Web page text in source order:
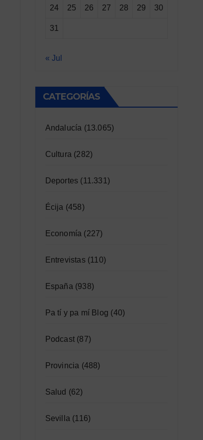
24 25 26 27 28 29 30
31
« Jul
CATEGORÍAS
Andalucía (13.065)
Cultura (282)
Deportes (11.331)
Écija (458)
Economía (227)
Entrevistas(110)
España (938)
Pa tí y pa mí Blog (40)
Podcast(87)
Provincia (488)
Salud (62)
Sevilla (116)